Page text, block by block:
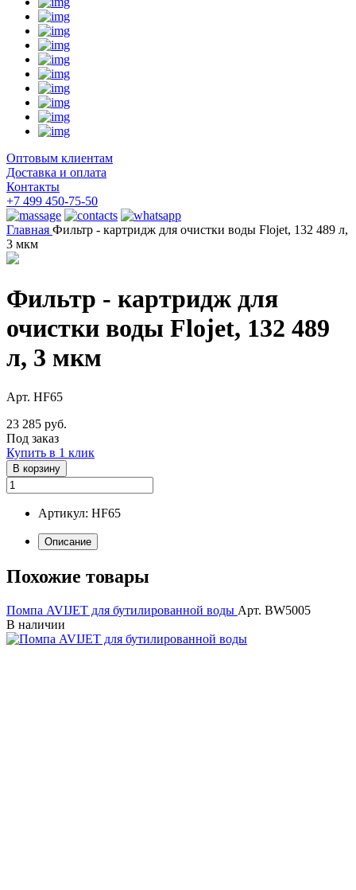
Оптовым клиентам
Доставка и оплата
Контакты
+7 499 450-75-50
Главная Фильтр - картридж для очистки воды Flojet, 132 489 л,
3 мкм
Фильтр - картридж для
очистки воды Flojet, 132 489
л, 3 мкм
Арт. HF65
23 285 руб.
Под заказ
Купить в 1 клик
В корзину
Артикул: HF65
Описание
Похожие товары
Помпа AVIJET для бутилированной воды Арт. BW5005
В наличии